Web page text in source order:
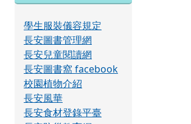
學生服裝儀容規定
長安圖書管理網
長安兒童閱讀網
長安圖書窩 facebook
校園植物介紹
長安風華
長安食材登錄平臺